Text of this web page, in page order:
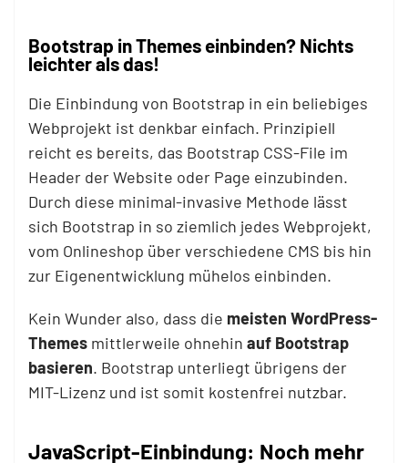
Bootstrap in Themes einbinden? Nichts
leichter als das!
Die Einbindung von Bootstrap in ein beliebiges
Webprojekt ist denkbar einfach. Prinzipiell
reicht es bereits, das Bootstrap CSS-File im
Header der Website oder Page einzubinden.
Durch diese minimal-invasive Methode lässt
sich Bootstrap in so ziemlich jedes Webprojekt,
vom Onlineshop über verschiedene CMS bis hin
zur Eigenentwicklung mühelos einbinden.
Kein Wunder also, dass die meisten WordPress-
Themes mittlerweile ohnehin auf Bootstrap
basieren. Bootstrap unterliegt übrigens der
MIT-Lizenz und ist somit kostenfrei nutzbar.
JavaScript-Einbindung: Noch mehr